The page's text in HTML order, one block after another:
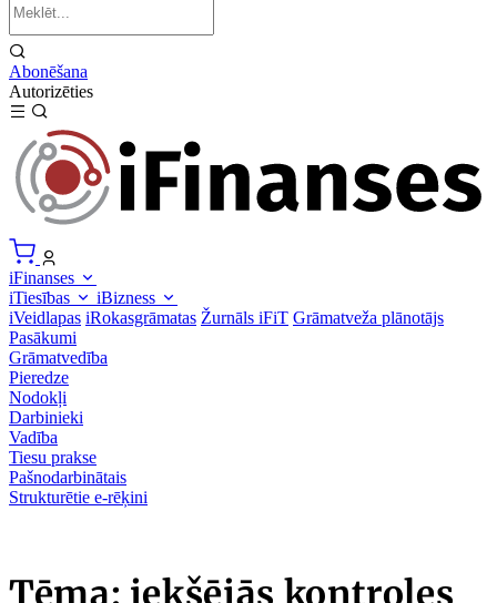
Abonēšana
Autorizēties
iFinanses
iTiesības
iBizness
iVeidlapas iRokasgrāmatas Žurnāls iFiT Grāmatveža plānotājs
Pasākumi
Grāmatvedība
Pieredze
Nodokļi
Darbinieki
Vadība
Tiesu prakse
Pašnodarbinātais
Strukturētie e-rēķini
Tēma: iekšējās kontroles